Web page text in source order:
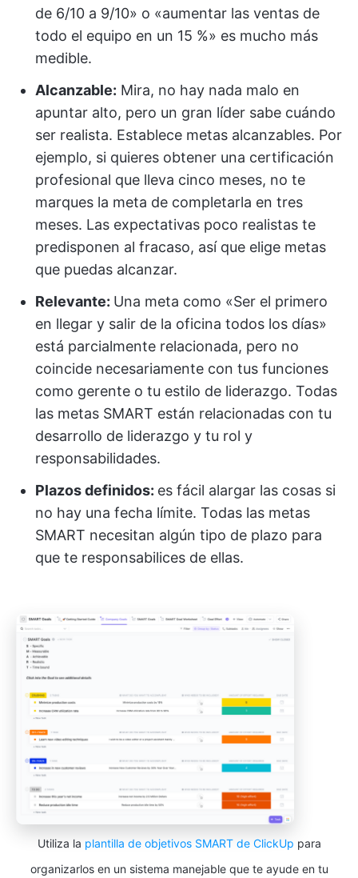
de 6/10 a 9/10» o «aumentar las ventas de
todo el equipo en un 15 %» es mucho más
medible.
Alcanzable: Mira, no hay nada malo en
apuntar alto, pero un gran líder sabe cuándo
ser realista. Establece metas alcanzables. Por
ejemplo, si quieres obtener una certificación
profesional que lleva cinco meses, no te
marques la meta de completarla en tres
meses. Las expectativas poco realistas te
predisponen al fracaso, así que elige metas
que puedas alcanzar.
Relevante: Una meta como «Ser el primero
en llegar y salir de la oficina todos los días»
está parcialmente relacionada, pero no
coincide necesariamente con tus funciones
como gerente o tu estilo de liderazgo. Todas
las metas SMART están relacionadas con tu
desarrollo de liderazgo y tu rol y
responsabilidades.
Plazos definidos: es fácil alargar las cosas si
no hay una fecha límite. Todas las metas
SMART necesitan algún tipo de plazo para
que te responsabilices de ellas.
Utiliza la plantilla de objetivos SMART de ClickUp para
organizarlos en un sistema manejable que te ayude en tu